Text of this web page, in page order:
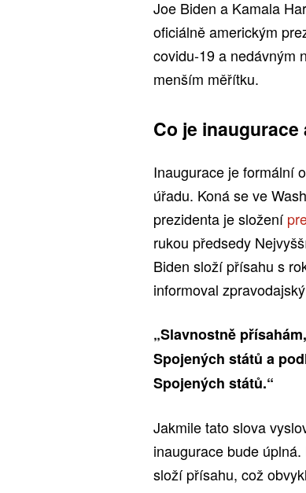
Joe Biden a Kamala
oficiálně americkým
covidu-19 a nedávným
menším měřítku.
Co je
Inaugurace je formální
úřadu. Koná se ve
prezidenta je složení
rukou předsedy
Biden složí přísahu s
informoval
„Slavnostně
Spojených států a
Spojených států.“
Jakmile tato slova
inaugurace bude
složí přísahu, což